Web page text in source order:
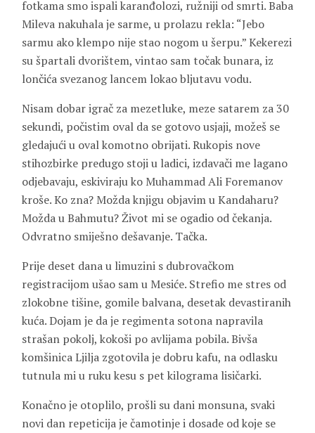
fotkama smo ispali karanđolozi, ružniji od smrti. Baba
Mileva nakuhala je sarme, u prolazu rekla: “Jebo
sarmu ako klempo nije stao nogom u šerpu.” Kekerezi
su špartali dvorištem, vintao sam točak bunara, iz
lončića svezanog lancem lokao bljutavu vodu.
Nisam dobar igrač za mezetluke, meze satarem za 30
sekundi, počistim oval da se gotovo usjaji, možeš se
gledajući u oval komotno obrijati. Rukopis nove
stihozbirke predugo stoji u ladici, izdavači me lagano
odjebavaju, eskiviraju ko Muhammad Ali Foremanov
kroše. Ko zna? Možda knjigu objavim u Kandaharu?
Možda u Bahmutu? Život mi se ogadio od čekanja.
Odvratno smiješno dešavanje. Tačka.
Prije deset dana u limuzini s dubrovačkom
registracijom ušao sam u Mesiće. Strefio me stres od
zlokobne tišine, gomile balvana, desetak devastiranih
kuća. Dojam je da je regimenta sotona napravila
strašan pokolj, kokoši po avlijama pobila. Bivša
komšinica Ljilja zgotovila je dobru kafu, na odlasku
tutnula mi u ruku kesu s pet kilograma lisičarki.
Konačno je otoplilo, prošli su dani monsuna, svaki
novi dan repeticija je čamotinje i dosade od koje se